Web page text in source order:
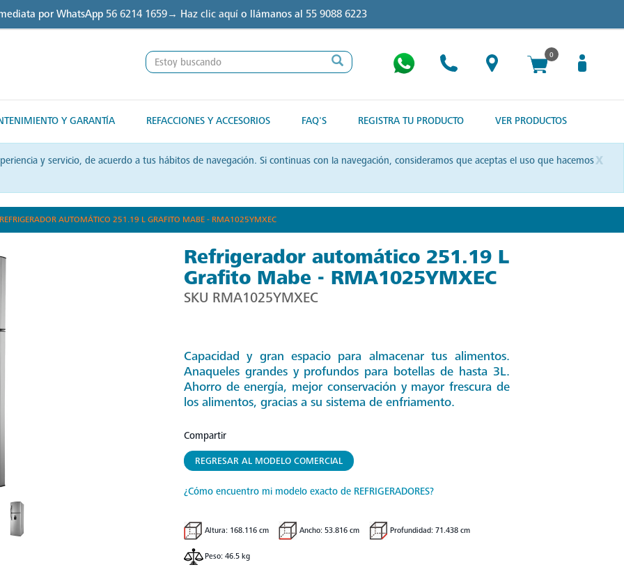
por WhatsApp 56 6214 1659→ Haz clic aquío llámanos al 55 9088 6223
0
Y GARANTÍA REFACCIONES Y ACCESORIOS FAQ'S REGISTRA TU PRODUCTO VER PRODUCTOS
x
y servicio, de acuerdo a tus hábitos de navegación. Si continuas con la navegación, consideramos que aceptas el uso que hacemos
REFRIGERADOR AUTOMÁTICO 251.19 L GRAFITO MABE - RMA1025YMXEC
Refrigerador automático 251.19 L
Grafito Mabe - RMA1025YMXEC
SKU RMA1025YMXEC
Capacidad y gran espacio para almacenar tus alimentos.
Anaqueles grandes y profundos para botellas de hasta 3L.
Ahorro de energía, mejor conservación y mayor frescura de
los alimentos, gracias a su sistema de enfriamento.
Compartir
REGRESAR AL MODELO COMERCIAL
¿Cómo encuentro mi modelo exacto de REFRIGERADORES?
Altura: 168.116 cm Ancho: 53.816 cm Profundidad: 71.438 cm
Peso: 46.5 kg